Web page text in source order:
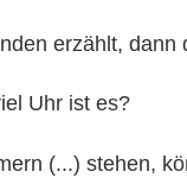
erzählt, dann
Uhr ist es?
(...) stehen,